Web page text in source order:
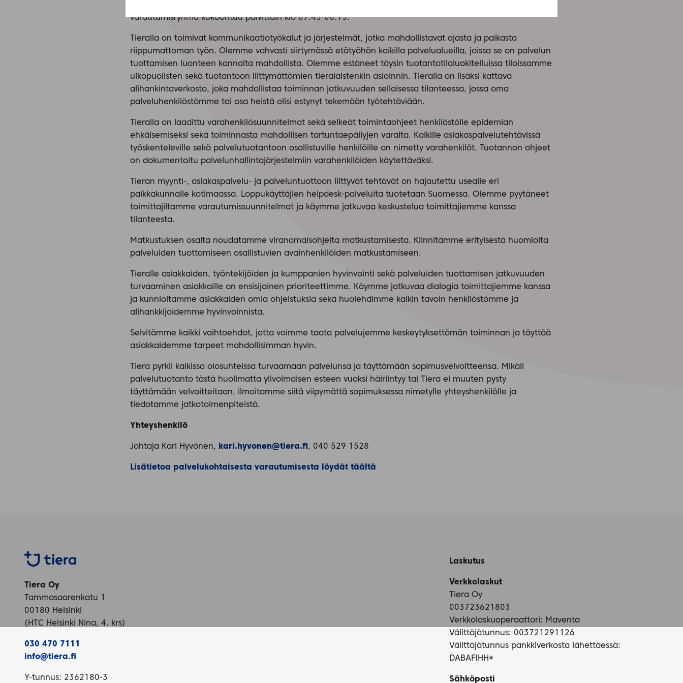
varautumisryhmä kokoontuu päivittäin klo 07.45-08.15.
Tieralla on toimivat kommunikaatiotyökalut ja järjestelmät, jotka mahdollistavat ajasta ja paikasta
riippumattoman työn. Olemme vahvasti siirtymässä etätyöhön kaikilla palvelualueilla, joissa se on palvelun
tuottamisen luonteen kannalta mahdollista. Olemme estäneet täysin tuotantotilaluokitelluissa tiloissamme
ulkopuolisten sekä tuotantoon liittymättömien tieralaistenkin asioinnin. Tieralla on lisäksi kattava
alihankintaverkosto, joka mahdollistaa toiminnan jatkuvuuden sellaisessa tilanteessa, jossa oma
palveluhenkilöstömme tai osa heistä olisi estynyt tekemään työtehtäviään.
Tieralla on laadittu varahenkilösuunnitelmat sekä selkeät toimintaohjeet henkilöstölle epidemian
ehkäisemiseksi sekä toiminnasta mahdollisen tartuntaepäilyjen varalta. Kaikille asiakaspalvelutehtävissä
työskenteleville sekä palvelutuotantoon osallistuville henkilöille on nimetty varahenkilöt. Tuotannon ohjeet
on dokumentoitu palvelunhallintajärjestelmiin varahenkilöiden käytettäväksi.
Tieran myynti-, asiakaspalvelu- ja palveluntuottoon liittyvät tehtävät on hajautettu usealle eri
paikkakunnalle kotimaassa. Loppukäyttäjien helpdesk-palveluita tuotetaan Suomessa. Olemme pyytäneet
toimittajiltamme varautumissuunnitelmat ja käymme jatkuvaa keskustelua toimittajiemme kanssa
tilanteesta.
Matkustuksen osalta noudatamme viranomaisohjeita matkustamisesta. Kiinnitämme erityisestä huomioita
palveluiden tuottamiseen osallistuvien avainhenkilöiden matkustamiseen.
Tieralle asiakkaiden, työntekijöiden ja kumppanien hyvinvointi sekä palveluiden tuottamisen jatkuvuuden
turvaaminen asiakkaille on ensisijainen prioriteettimme. Käymme jatkuvaa dialogia toimittajiemme kanssa
ja kunnioitamme asiakkaiden omia ohjeistuksia sekä huolehdimme kaikin tavoin henkilöstömme ja
alihankkijoidemme hyvinvoinnista.
Selvitämme kaikki vaihtoehdot, jotta voimme taata palvelujemme keskeytyksettömän toiminnan ja täyttää
asiakkaidemme tarpeet mahdollisimman hyvin.
Tiera pyrkii kaikissa olosuhteissa turvaamaan palvelunsa ja täyttämään sopimusvelvoitteensa. Mikäli
palvelutuotanto tästä huolimatta ylivoimaisen esteen vuoksi häiriintyy tai Tiera ei muuten pysty
täyttämään velvoitteitaan, ilmoitamme siitä viipymättä sopimuksessa nimetylle yhteyshenkilölle ja
tiedotamme jatkotoimenpiteistä.
Yhteyshenkilö
Johtaja Kari Hyvönen, kari.hyvonen@tiera.fi, 040 529 1528
Lisätietoa palvelukohtaisesta varautumisesta löydät täältä
Tiera
Tiera Oy
Tammasaarenkatu 1
00180 Helsinki
(HTC Helsinki Nina, 4. krs)
030 470 7111
info@tiera.fi
Y-tunnus: 2362180-3
Laskutus
Verkkolaskut
Tiera Oy
003723621803
Verkkolaskuoperaattori: Maventa
Välittäjätunnus: 003721291126
Välittäjätunnus pankkiverkosta lähettäessä:
DABAFIHH*
Sähköposti